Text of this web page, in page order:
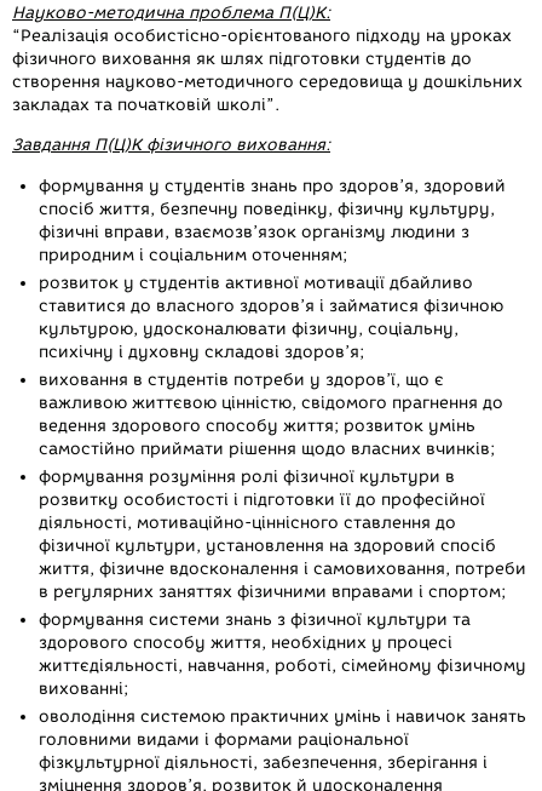
Науково-методична проблема П(Ц)К:
“Реалізація особистісно-орієнтованого підходу на уроках
фізичного виховання як шлях підготовки студентів до
створення науково-методичного середовища у дошкільних
закладах та початковій школі”.
Завдання П(Ц)К фізичного виховання:
формування у студентів знань про здоров’я, здоровий
спосіб життя, безпечну поведінку, фізичну культуру,
фізичні вправи, взаємозв’язок організму людини з
природним і соціальним оточенням;
розвиток у студентів активної мотивації дбайливо
ставитися до власного здоров’я і займатися фізичною
культурою, удосконалювати фізичну, соціальну,
психічну і духовну складові здоров’я;
виховання в студентів потреби у здоров’ї, що є
важливою життєвою цінністю, свідомого прагнення до
ведення здорового способу життя; розвиток умінь
самостійно приймати рішення щодо власних вчинків;
формування розуміння ролі фізичної культури в
розвитку особистості і підготовки її до професійної
діяльності, мотиваційно-ціннісного ставлення до
фізичної культури, установлення на здоровий спосіб
життя, фізичне вдосконалення і самовиховання, потреби
в регулярних заняттях фізичними вправами і спортом;
формування системи знань з фізичної культури та
здорового способу життя, необхідних у процесі
життєдіяльності, навчання, роботі, сімейному фізичному
вихованні;
оволодіння системою практичних умінь і навичок занять
головними видами і формами раціональної
фізкультурної діяльності, забезпечення, зберігання і
зміцнення здоров’я, розвиток й удосконалення